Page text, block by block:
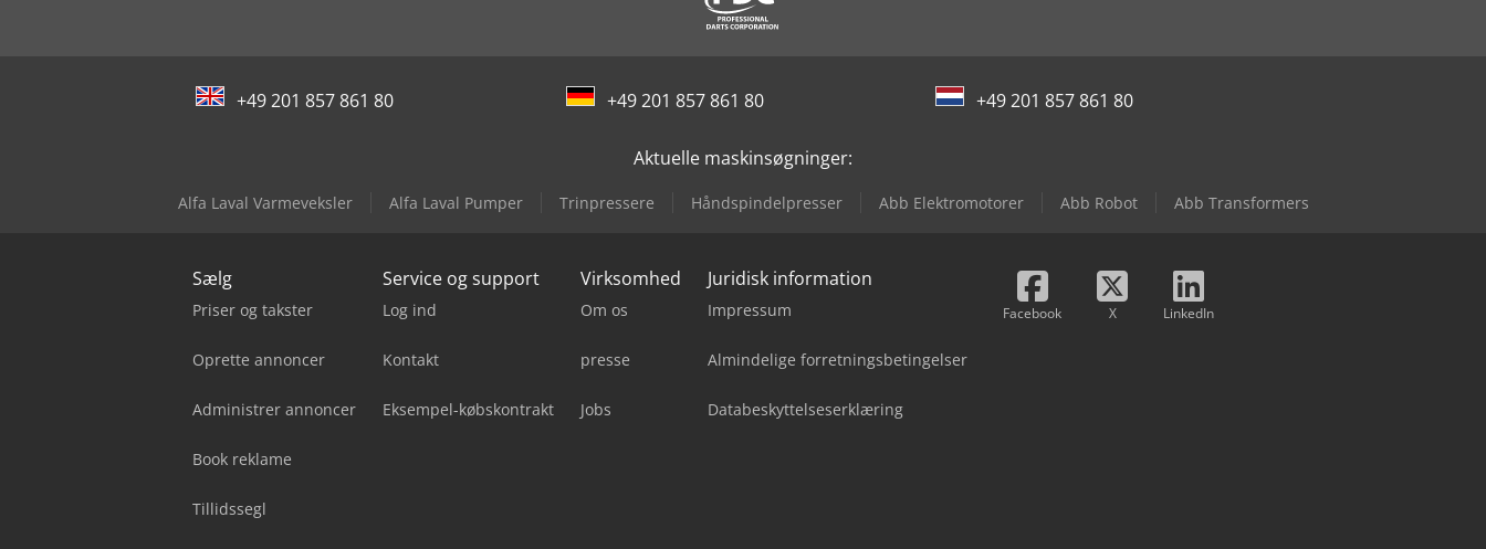
+49 201 857 861 80 +49 201 857 861 80 +49 201 857 861 80
Aktuelle maskinsøgninger:
Alfa Laval Varmeveksler Alfa Laval Pumper Trinpressere Håndspindelpresser Abb Elektromotorer Abb Robot Abb Transformers
Sælg
Priser og takster
Oprette annoncer
Administrer annoncer
Book reklame
Tillidssegl
Service og support
Log ind
Kontakt
Eksempel-købskontrakt
Virksomhed
Om os
presse
Jobs
Juridisk information
Impressum
Almindelige forretningsbetingelser
Databeskyttelseserklæring
Facebook X LinkedIn